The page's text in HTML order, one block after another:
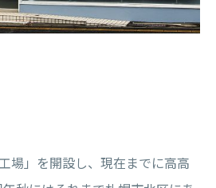
場」を開設し、現在までに高高